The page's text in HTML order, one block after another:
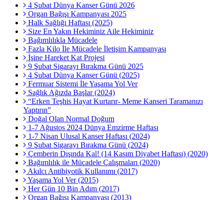
4 Şubat Dünya Kanser Günü 2026
Organ Bağışı Kampanyası 2025
Halk Sağlığı Haftası (2025)
Size En Yakın Hekiminiz Aile Hekiminiz
Bağımlılıkla Mücadele
Fazla Kilo İle Mücadele İletişim Kampanyası
İşine Hareket Kat Projesi
9 Şubat Sigarayı Bırakma Günü 2025
4 Şubat Dünya Kanser Günü (2025)
Fermuar Sistemi İle Yaşama Yol Ver
Sağlık Ağızda Başlar (2024)
“Erken Teşhis Hayat Kurtarır- Meme Kanseri Taramanızı
Yaptırın”
Doğal Olan Normal Doğum
1-7 Ağustos 2024 Dünya Emzirme Haftası
1-7 Nisan Ulusal Kanser Haftası (2024)
9 Şubat Sigarayı Bırakma Günü (2024)
Çemberin Dışında Kal! (14 Kasım Diyabet Haftası) (2020)
Bağımlılık ile Mücadele Çalışmaları (2020)
Akılcı Antibiyotik Kullanımı (2017)
Yaşama Yol Ver (2015)
Her Gün 10 Bin Adım (2017)
Organ Bağışı Kampanyası (2013)